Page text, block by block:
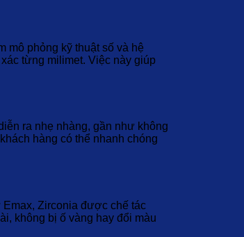
mô phỏng kỹ thuật số và hệ
từng milimet. Việc này giúp
ra nhẹ nhàng, gần như không
hàng có thể nhanh chóng
Zirconia được chế tác
không bị ố vàng hay đổi màu